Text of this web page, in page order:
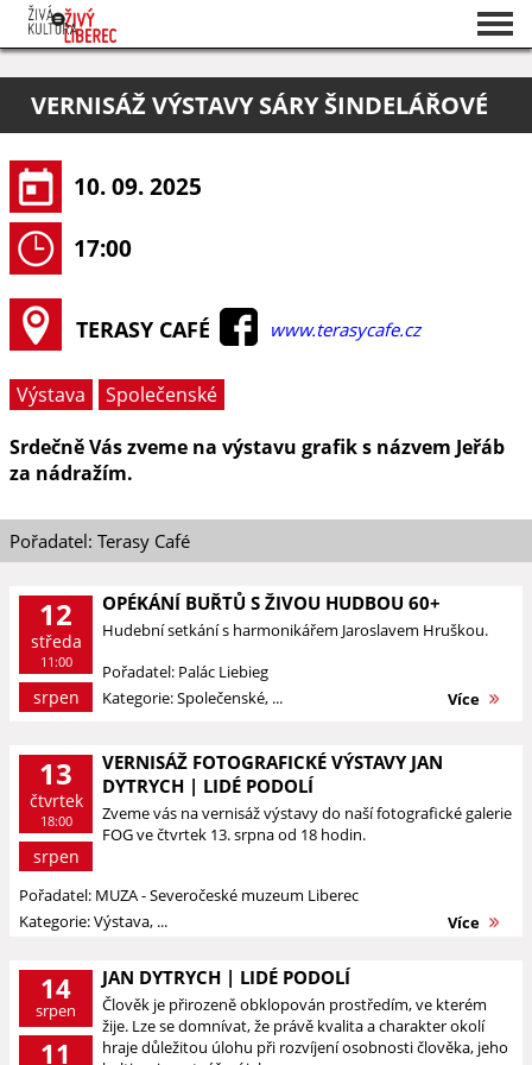
O projektu
Pořadatelé
VERNISÁŽ VÝSTAVY SÁRY ŠINDELÁŘOVÉ
10. 09. 2025
17:00
TERASY CAFÉ www.terasycafe.cz
Výstava
Společenské
Srdečně Vás zveme na výstavu grafik s názvem Jeřáb
za nádražím.
Pořadatel: Terasy Café
12
středa
11:00
srpen
OPÉKÁNÍ BUŘTŮ S ŽIVOU HUDBOU 60+
Hudební setkání s harmonikářem Jaroslavem Hruškou.
Pořadatel: Palác Liebieg
Kategorie: Společenské, ...
Více
13
čtvrtek
18:00
srpen
VERNISÁŽ FOTOGRAFICKÉ VÝSTAVY JAN
DYTRYCH | LIDÉ PODOLÍ
Zveme vás na vernisáž výstavy do naší fotografické galerie
FOG ve čtvrtek 13. srpna od 18 hodin.
Pořadatel: MUZA - Severočeské muzeum Liberec
Kategorie: Výstava, ...
Více
14
srpen
11
JAN DYTRYCH | LIDÉ PODOLÍ
Člověk je přirozeně obklopován prostředím, ve kterém
žije. Lze se domnívat, že právě kvalita a charakter okolí
hraje důležitou úlohu při rozvíjení osobnosti člověka, jeho